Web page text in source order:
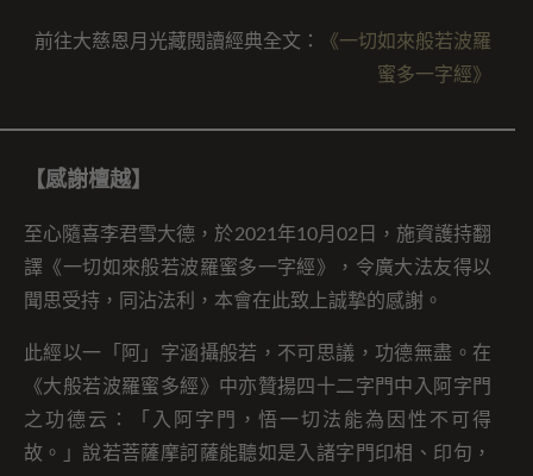
前往大慈恩月光藏閱讀經典全文：
《一切如來般若波羅
蜜多一字經》
【感謝檀越】
至心隨喜李君雪大德，於2021年10月02日，施資護持翻
譯《一切如來般若波羅蜜多一字經》，令廣大法友得以
聞思受持，同沾法利，本會在此致上誠摯的感謝。
此經以一「阿」字涵攝般若，不可思議，功德無盡。在
《大般若波羅蜜多經》中亦贊揚四十二字門中入阿字門
之功德云：「入阿字門，悟一切法能為因性不可得
故。」說若菩薩摩訶薩能聽如是入諸字門印相、印句，